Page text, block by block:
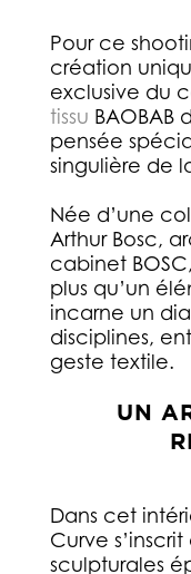
Pour ce
création
exclusive du
tissu BAOBAB
pensée
singulière de
Née d’une
Arthur Bosc,
cabinet
plus qu’un
incarne un
disciplines,
geste textile.
UN
Dans cet
Curve
sculpturales